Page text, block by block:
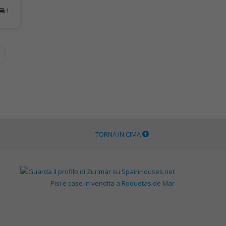
1
TORNA IN CIMA
Pisi e case in vendita a Roquetas de Mar